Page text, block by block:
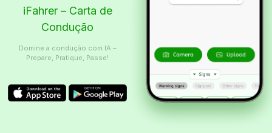
iFahrer – Carta de
Condução
Domine a condução com IA –
Prepare, Pratique, Passe!